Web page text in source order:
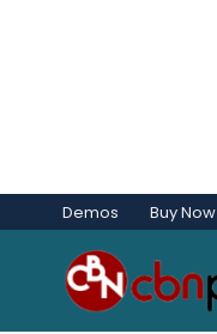
Demos Buy Now